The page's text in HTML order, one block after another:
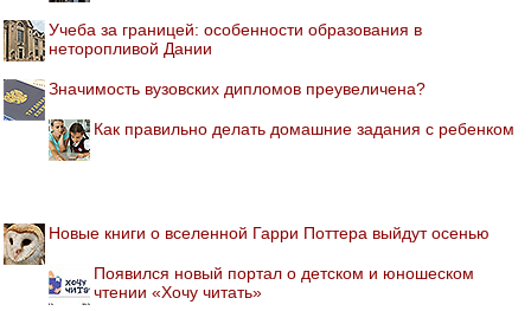
Учеба за границей: особенности образования в
неторопливой Дании
Значимость вузовских дипломов преувеличена?
Как правильно делать домашние задания с ребенком
Новые книги о вселенной Гарри Поттера выйдут осенью
Появился новый портал о детском и юношеском
чтении «Хочу читать»